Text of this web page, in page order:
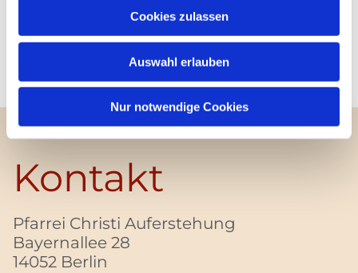
Cookies zulassen
Auswahl erlauben
Nur notwendige Cookies
Kontakt
Pfarrei Christi Auferstehung
Bayernallee 28
14052 Berlin